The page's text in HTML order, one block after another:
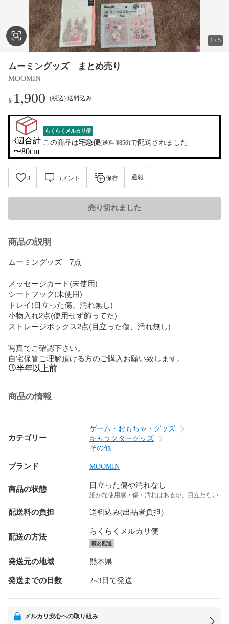
1 /5
ムーミングッズ まとめ売り
MOOMIN
¥ 1,900 (税込) 送料込み
3辺合計
〜80cm
らくらくメルカリ便
この商品は宅急便(送料 ¥850)で配送されました
3 コメント 保存 通報
売り切れました
商品の説明
ムーミングッズ　7点
メッセージカード(未使用)
シートフック(未使用)
トレイ(目立った傷、汚れ無し)
小物入れ2点(使用せず飾ってた)
ストレージボックス2点(目立った傷、汚れ無し)
写真でご確認下さい。
自宅保管ご理解頂ける方のご購入お願い致します。
半年以上前
商品の情報
カテゴリー
ゲーム・おもちゃ・グッズ
キャラクターグッズ
その他
ブランド MOOMIN
商品の状態 目立った傷や汚れなし
細かな使用感・傷・汚れはあるが、目立たない
配送料の負担 送料込み(出品者負担)
配送の方法
らくらくメルカリ便
匿名配送
発送元の地域 熊本県
発送までの日数 2~3日で発送
メルカリ安心への取り組み